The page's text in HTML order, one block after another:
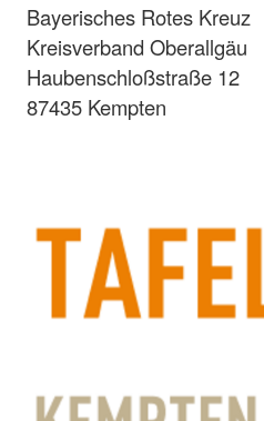
Bayerisches Rotes Kreuz
Kreisverband Oberallgäu
Haubenschloßstraße 12
87435 Kempten